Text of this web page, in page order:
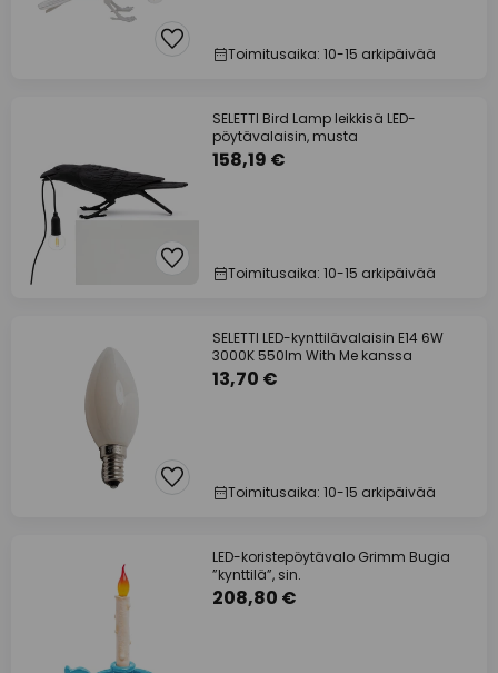
Toimitusaika: 10-15 arkipäivää
SELETTI Bird Lamp leikkisä LED-
pöytävalaisin, musta
158,19 €
Toimitusaika: 10-15 arkipäivää
SELETTI LED-kynttilävalaisin E14 6W
3000K 550lm With Me kanssa
13,70 €
Toimitusaika: 10-15 arkipäivää
LED-koristepöytävalo Grimm Bugia
”kynttilä”, sin.
208,80 €